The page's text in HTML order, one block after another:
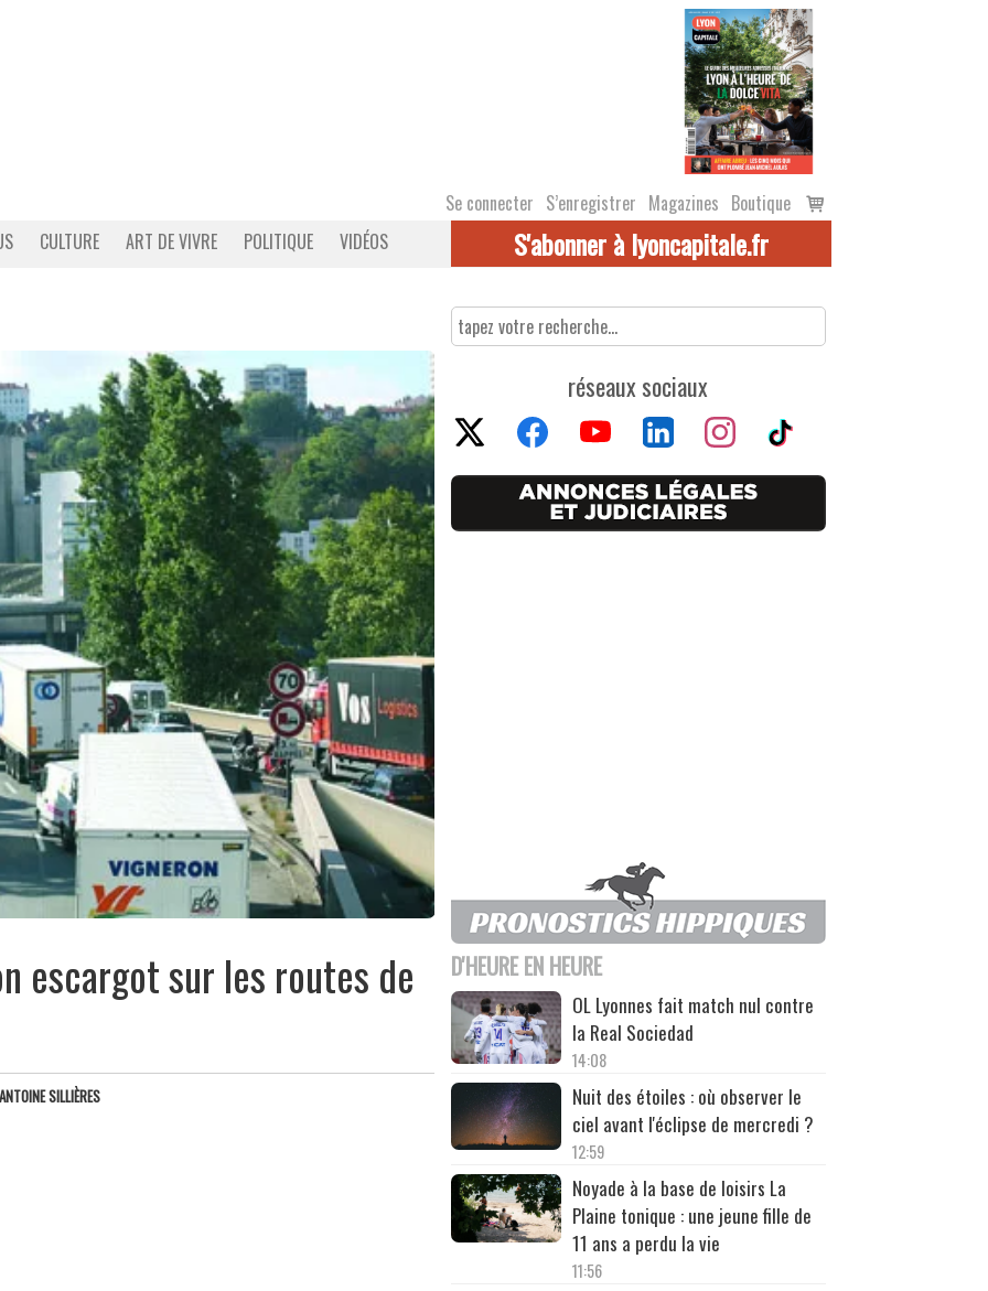
Se connecter S’enregistrer Magazines Boutique
Voir
le
CULTURE ART DE VIVRE POLITIQUE VIDÉOS S'abonner à lyoncapitale.fr
escargot sur les routes de
ANTOINE SILLIÈRES
réseaux sociaux
D'HEURE EN HEURE
OL Lyonnes fait match nul contre
la Real Sociedad
14:08
Nuit des étoiles : où observer le
ciel avant l'éclipse de mercredi ?
12:59
Noyade à la base de loisirs La
Plaine tonique : une jeune fille de
11 ans a perdu la vie
11:56